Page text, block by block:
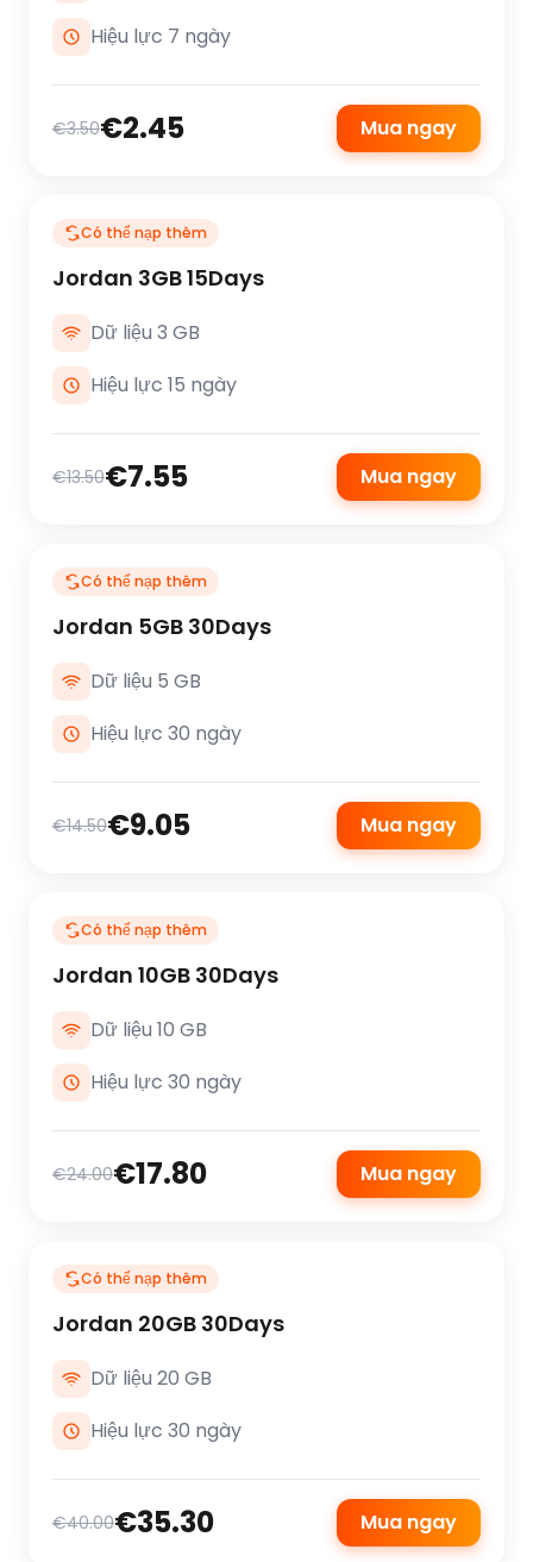
Hiệu lực 7 ngày
€3.50€2.45 Mua ngay
Có thể nạp thêm
Jordan 3GB 15Days
Dữ liệu 3 GB
Hiệu lực 15 ngày
€13.50€7.55 Mua ngay
Có thể nạp thêm
Jordan 5GB 30Days
Dữ liệu 5 GB
Hiệu lực 30 ngày
€14.50€9.05 Mua ngay
Có thể nạp thêm
Jordan 10GB 30Days
Dữ liệu 10 GB
Hiệu lực 30 ngày
€24.00€17.80 Mua ngay
Có thể nạp thêm
Jordan 20GB 30Days
Dữ liệu 20 GB
Hiệu lực 30 ngày
€40.00€35.30 Mua ngay